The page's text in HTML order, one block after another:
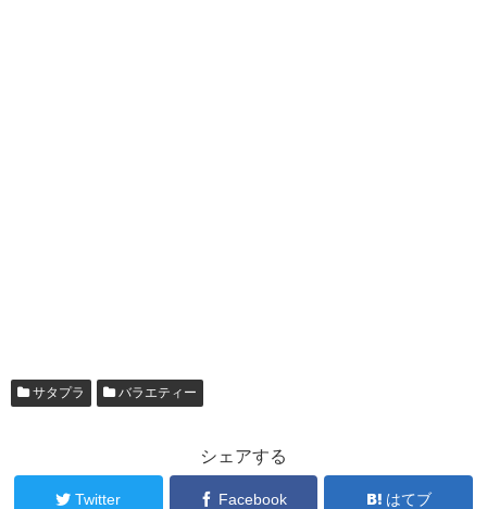
サタプラ バラエティー
シェアする
Twitter Facebook はてブ